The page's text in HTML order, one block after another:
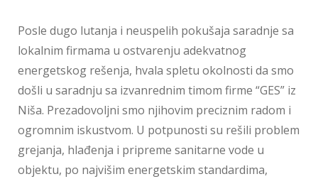
Posle dugo lutanja i neuspelih pokušaja saradnje sa
lokalnim firmama u ostvarenju adekvatnog
energetskog rešenja, hvala spletu okolnosti da smo
došli u saradnju sa izvanrednim timom firme “GES” iz
Niša. Prezadovoljni smo njihovim preciznim radom i
ogromnim iskustvom. U potpunosti su rešili problem
grejanja, hlađenja i pripreme sanitarne vode u
objektu, po najvišim energetskim standardima,